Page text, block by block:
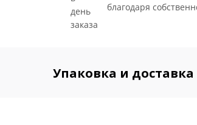
благодаря
Упаковка и доставка